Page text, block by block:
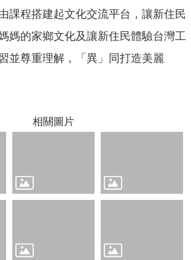
課程搭建起文化交流平台，讓新住民
媽的家鄉文化及讓新住民體驗台灣工
並尊重理解，「異」同打造美麗
相關圖片